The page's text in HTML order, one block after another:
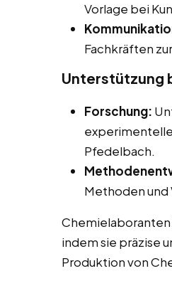
Vorlage bei
Fachkräften
Unterstützung
Forschung:
Pfedelbach.
Methoden und
Chemielaboranten
indem sie präzise
Produktion von